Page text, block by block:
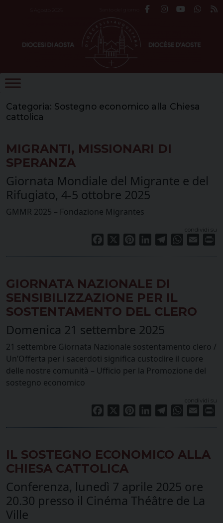
Categoria: Sostegno economico alla Chiesa
cattolica
MIGRANTI, MISSIONARI DI
SPERANZA
Giornata Mondiale del Migrante e del
Rifugiato, 4-5 ottobre 2025
GMMR 2025 – Fondazione Migrantes
condividi su
Facebook PinterestLinkedInTelegramWhatsApp
Email
GIORNATA NAZIONALE DI
SENSIBILIZZAZIONE PER IL
SOSTENTAMENTO DEL CLERO
Domenica 21 settembre 2025
21 settembre Giornata Nazionale sostentamento clero /
Un’Offerta per i sacerdoti significa custodire il cuore
delle nostre comunità – Ufficio per la Promozione del
sostegno economico
condividi su
Facebook PinterestLinkedInTelegramWhatsApp
Email
IL SOSTEGNO ECONOMICO ALLA
CHIESA CATTOLICA
Conferenza, lunedì 7 aprile 2025 ore
20.30 presso il Cinéma Théâtre de La
Ville